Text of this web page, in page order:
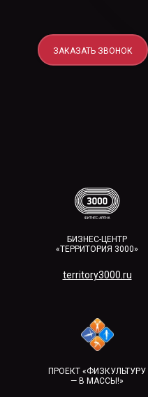
ЗАКАЗАТЬ ЗВОНОК
БИЗНЕС-ЦЕНТР
«ТЕРРИТОРИЯ 3000»
territory3000.ru​
ПРОЕКТ «ФИЗКУЛЬТУРУ
— В МАССЫ!»